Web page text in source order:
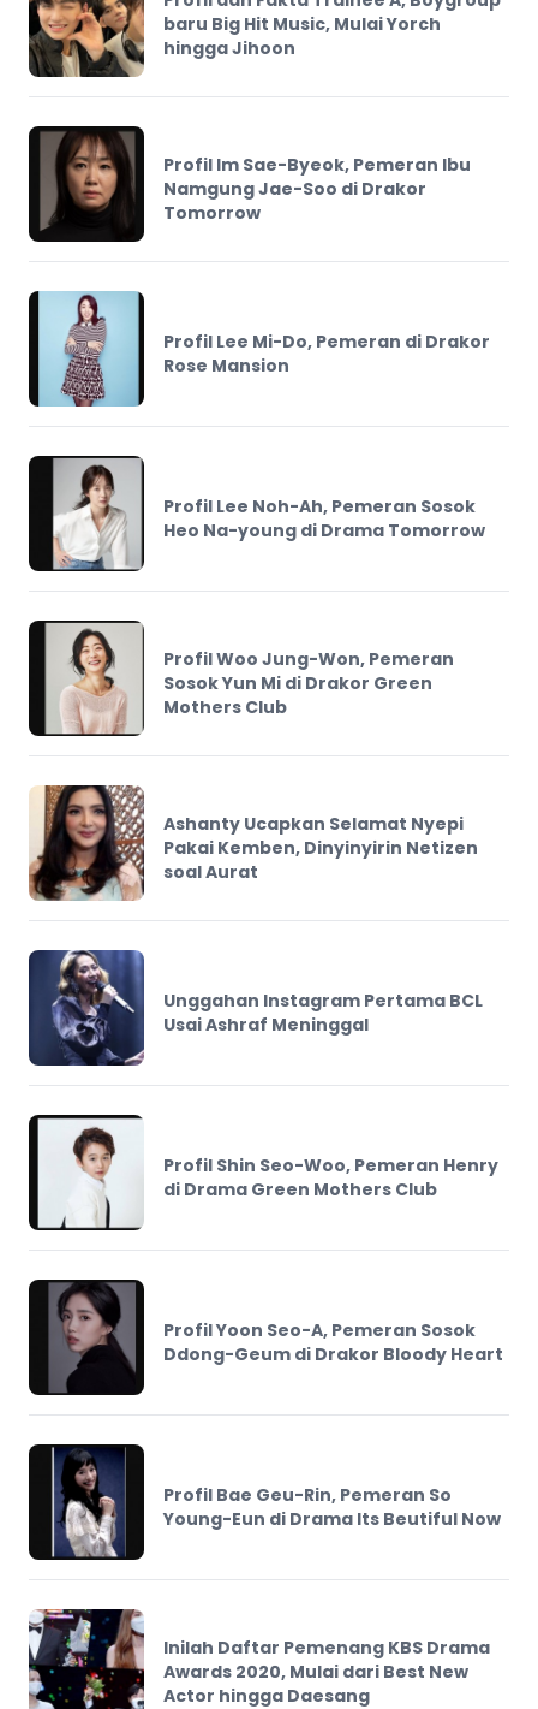
baru Big Hit Music, Mulai Yorch
hingga Jihoon
Profil Im Sae-Byeok, Pemeran Ibu
Namgung Jae-Soo di Drakor
Tomorrow
Profil Lee Mi-Do, Pemeran di Drakor
Rose Mansion
Profil Lee Noh-Ah, Pemeran Sosok
Heo Na-young di Drama Tomorrow
Profil Woo Jung-Won, Pemeran
Sosok Yun Mi di Drakor Green
Mothers Club
Ashanty Ucapkan Selamat Nyepi
Pakai Kemben, Dinyinyirin Netizen
soal Aurat
Unggahan Instagram Pertama BCL
Usai Ashraf Meninggal
Profil Shin Seo-Woo, Pemeran Henry
di Drama Green Mothers Club
Profil Yoon Seo-A, Pemeran Sosok
Ddong-Geum di Drakor Bloody Heart
Profil Bae Geu-Rin, Pemeran So
Young-Eun di Drama Its Beutiful Now
Inilah Daftar Pemenang KBS Drama
Awards 2020, Mulai dari Best New
Actor hingga Daesang